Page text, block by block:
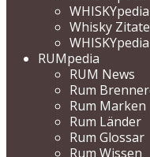
Whisky Zitate
RUMpedia
RUM News
Rum
Rum Marken
Rum Länder
Rum Glossar
Rum Wissen